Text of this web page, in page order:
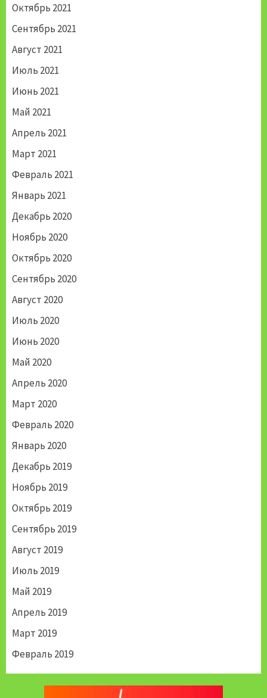
Октябрь 2021
Сентябрь 2021
Август 2021
Июль 2021
Июнь 2021
Май 2021
Апрель 2021
Март 2021
Февраль 2021
Январь 2021
Декабрь 2020
Ноябрь 2020
Октябрь 2020
Сентябрь 2020
Август 2020
Июль 2020
Июнь 2020
Май 2020
Апрель 2020
Март 2020
Февраль 2020
Январь 2020
Декабрь 2019
Ноябрь 2019
Октябрь 2019
Сентябрь 2019
Август 2019
Июль 2019
Май 2019
Апрель 2019
Март 2019
Февраль 2019